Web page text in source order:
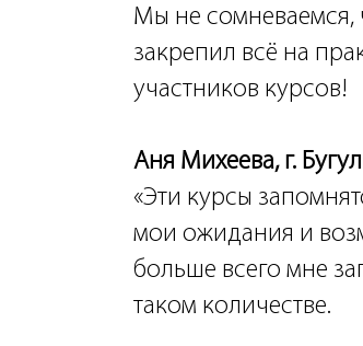
Мы не сомневаемся,
закрепил всё на
участников курсов!
Аня Михеева, г.
«Эти курсы
мои ожидания и
больше всего мне
таком количестве.